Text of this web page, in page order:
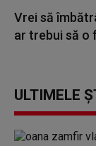
Vrei să
ar trebui să o
ULTIMELE